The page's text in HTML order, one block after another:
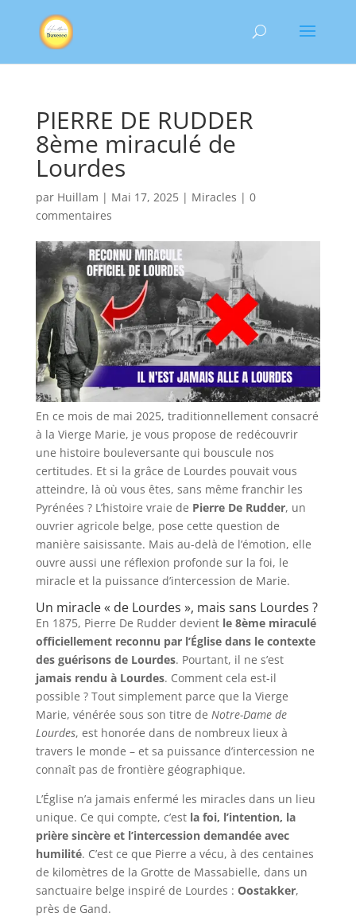
PIERRE DE RUDDER
8ème miraculé de
Lourdes
par Huillam | Mai 17, 2025| Miracles | 0
commentaires
En ce mois de mai 2025, traditionnellement consacré
à la Vierge Marie, je vous propose de redécouvrir
une histoire bouleversante qui bouscule nos
certitudes. Et si la grâce de Lourdes pouvait vous
atteindre, là où vous êtes, sans même franchir les
Pyrénées ? L’histoire vraie de Pierre De Rudder, un
ouvrier agricole belge, pose cette question de
manière saisissante. Mais au-delà de l’émotion, elle
ouvre aussi une réflexion profonde sur la foi, le
miracle et la puissance d’intercession de Marie.
Un miracle « de Lourdes », mais sans Lourdes ?
En 1875, Pierre De Rudder devient le 8ème miraculé
officiellement reconnu par l’Église dans le contexte
des guérisons de Lourdes. Pourtant, il ne s’est
jamais rendu à Lourdes. Comment cela est-il
possible ? Tout simplement parce que la Vierge
Marie, vénérée sous son titre de Notre-Dame de
Lourdes, est honorée dans de nombreux lieux à
travers le monde – et sa puissance d’intercession ne
connaît pas de frontière géographique.
L’Église n’a jamais enfermé les miracles dans un lieu
unique. Ce qui compte, c’est la foi, l’intention, la
prière sincère et l’intercession demandée avec
humilité. C’est ce que Pierre a vécu, à des centaines
de kilomètres de la Grotte de Massabielle, dans un
sanctuaire belge inspiré de Lourdes : Oostakker,
près de Gand.